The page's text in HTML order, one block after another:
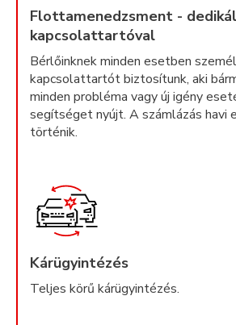
Flottamenedzsment -
kapcsolattartóval
Bérlőinknek minden esetben
kapcsolattartót biztosítunk, aki
minden probléma vagy új igény
segítséget nyújt. A számlázás havi
történik.
Kárügyintézés
Teljes körű kárügyintézés.